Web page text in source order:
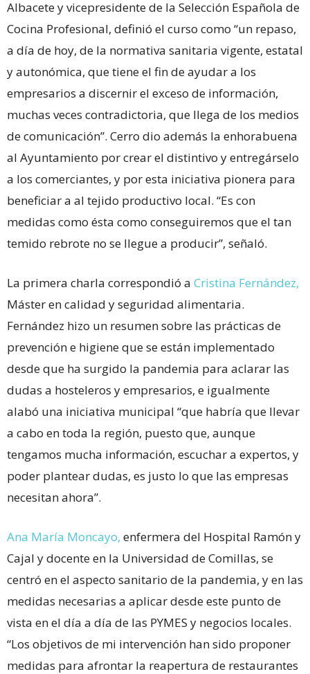
Albacete y vicepresidente de la Selección Española de
Cocina Profesional, definió el curso como “un repaso,
a día de hoy, de la normativa sanitaria vigente, estatal
y autonómica, que tiene el fin de ayudar a los
empresarios a discernir el exceso de información,
muchas veces contradictoria, que llega de los medios
de comunicación”. Cerro dio además la enhorabuena
al Ayuntamiento por crear el distintivo y entregárselo
a los comerciantes, y por esta iniciativa pionera para
beneficiar a al tejido productivo local. “Es con
medidas como ésta como conseguiremos que el tan
temido rebrote no se llegue a producir”, señaló.
La primera charla correspondió a Cristina Fernández,
Máster en calidad y seguridad alimentaria.
Fernández hizo un resumen sobre las prácticas de
prevención e higiene que se están implementado
desde que ha surgido la pandemia para aclarar las
dudas a hosteleros y empresarios, e igualmente
alabó una iniciativa municipal “que habría que llevar
a cabo en toda la región, puesto que, aunque
tengamos mucha información, escuchar a expertos, y
poder plantear dudas, es justo lo que las empresas
necesitan ahora”.
Ana María Moncayo, enfermera del Hospital Ramón y
Cajal y docente en la Universidad de Comillas, se
centró en el aspecto sanitario de la pandemia, y en las
medidas necesarias a aplicar desde este punto de
vista en el día a día de las PYMES y negocios locales.
“Los objetivos de mi intervención han sido proponer
medidas para afrontar la reapertura de restaurantes